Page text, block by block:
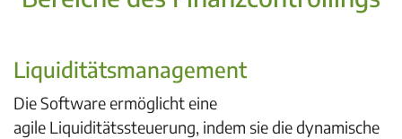
Liquiditätsmanagement
Die Software ermöglicht eine
agile Liquiditätssteuerung, indem sie die dynamische